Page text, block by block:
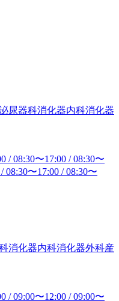
尿器科消化器内科消化器
/08:30〜17:00 /08:30〜
/08:30〜17:00 /08:30〜
消化器内科消化器外科産
/09:00〜12:00 /09:00〜